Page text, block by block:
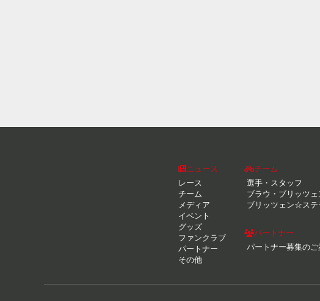
ニュース
レース
チーム
メディア
イベント
グッズ
ファンクラブ
パートナー
その他
チーム
選手・スタッフ
ブラウ・ブリッツェ
ブリッツェン☆ステ
パートナー
パートナー募集のご